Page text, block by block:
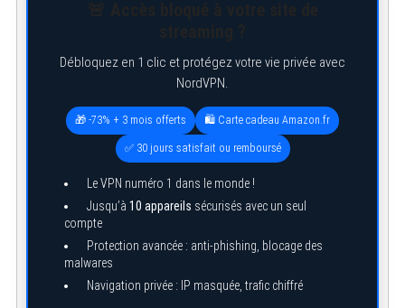
Débloquez en 1 clic et protégez votre vie privée avec
NordVPN.
🎁 -73% + 3 mois offerts 🛍️ Carte cadeau Amazon.fr
✅ 30 jours satisfait ou remboursé
Le VPN numéro 1 dans le monde !
Jusqu’à 10 appareils sécurisés avec un seul
compte
Protection avancée : anti-phishing, blocage des
malwares
Navigation privée : IP masquée, trafic chiffré